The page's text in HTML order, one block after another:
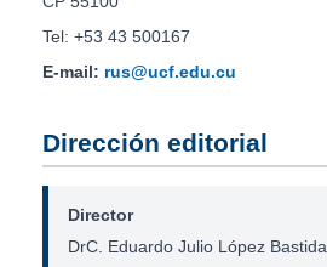
Tel: +53 43 500167
E-mail: rus@ucf.edu.cu
Dirección editorial
Director
DrC. Eduardo Julio López Bastida